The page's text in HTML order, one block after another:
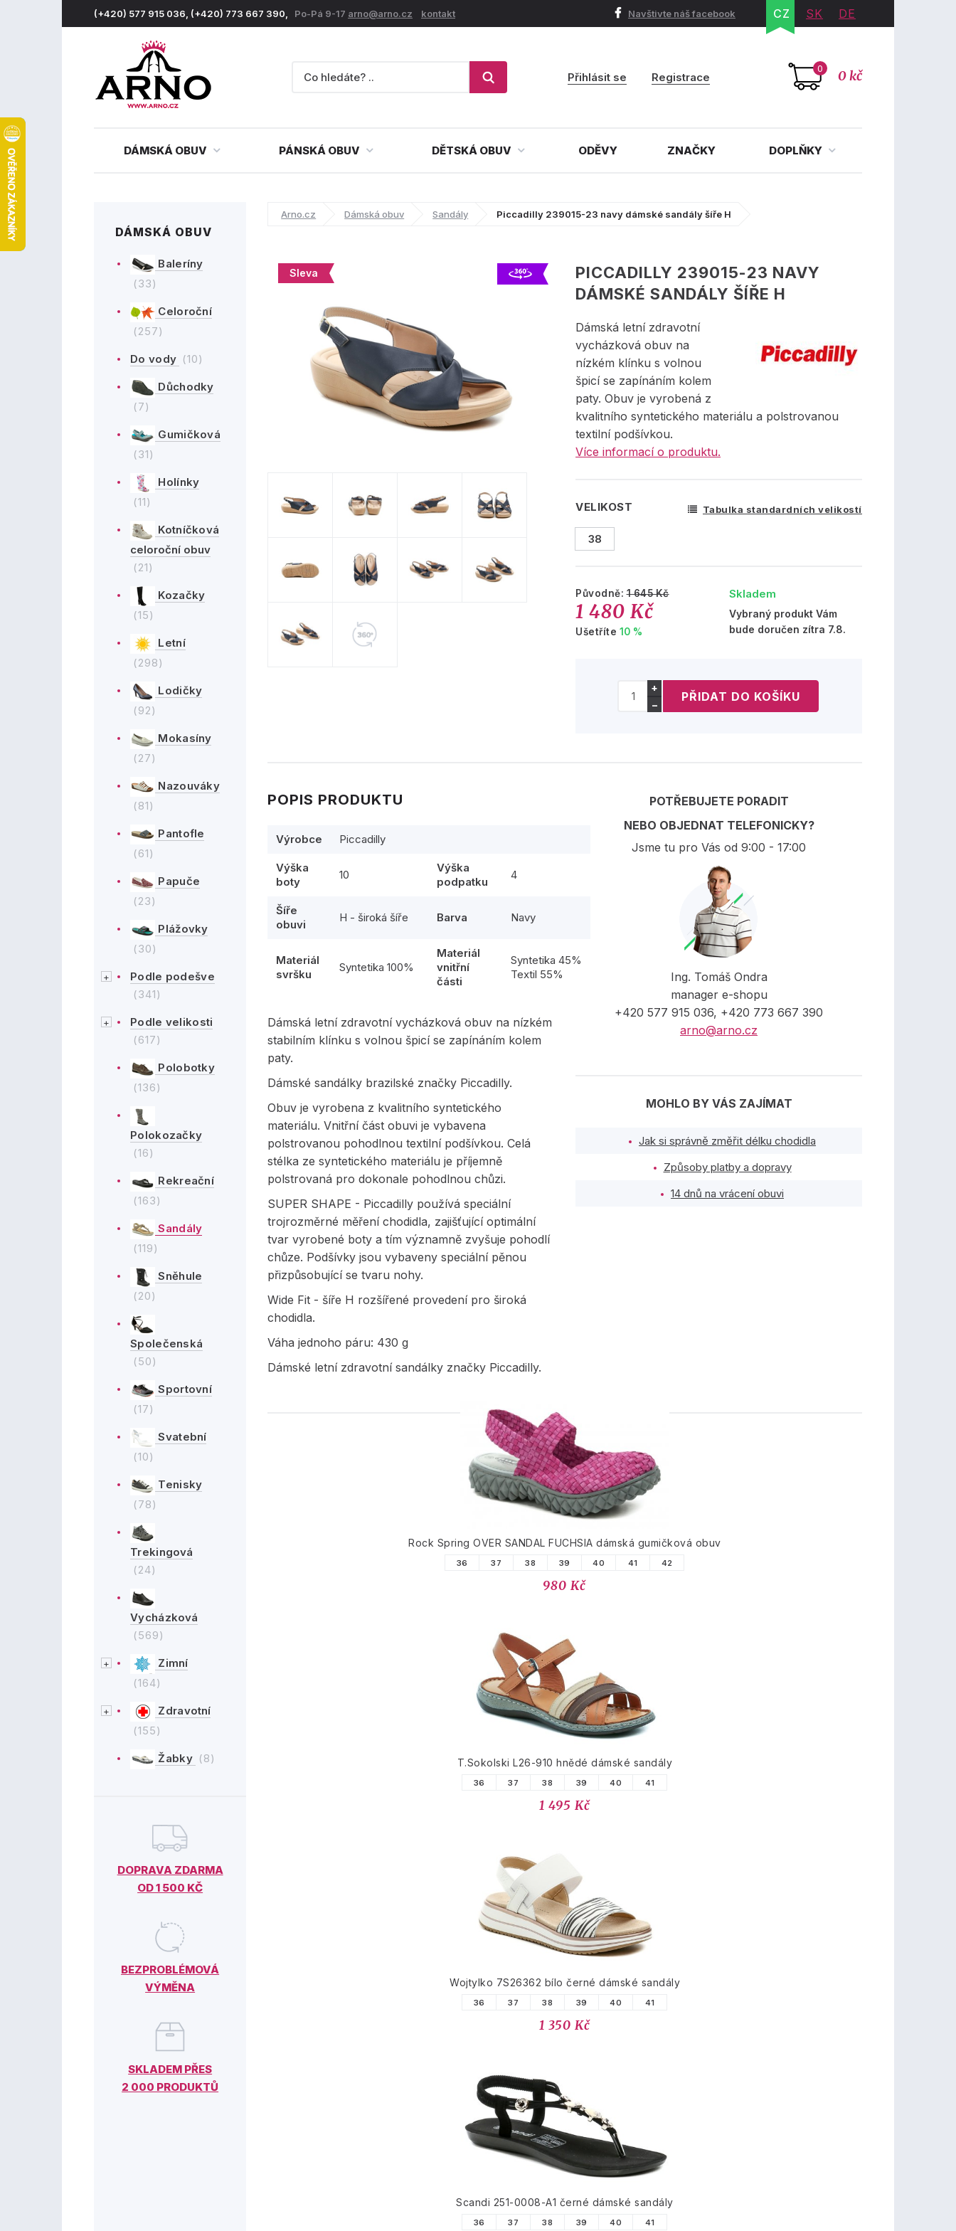
(+420) 577 915 036, (+420) 773 667 390, Po-Pá 9-17 arno@arno.cz kontakt Navštivte náš facebook CZ SK DE
0 0 kč
Přihlásit se Registrace
DÁMSKÁ OBUV PÁNSKÁ OBUV DĚTSKÁ OBUV ODĚVY ZNAČKY DOPLŇKY
DÁMSKÁ OBUV
Baleríny
(33)
Celoroční
(257)
Do vody (10)
Důchodky
(7)
Gumičková
(31)
Holínky
(11)
Kotníčková
celoroční obuv
(21)
Kozačky
(15)
Letní
(298)
Lodičky
(92)
Mokasíny
(27)
Nazouváky
(81)
Pantofle
(61)
Papuče
(23)
Plážovky
(30)
Podle podešve
(341)
Podle velikosti
(617)
Polobotky
(136)
Polokozačky
(16)
Rekreační
(163)
Sandály
(119)
Sněhule
(20)
Společenská
(50)
Sportovní
(17)
Svatební
(10)
Tenisky
(78)
Trekingová
(24)
Vycházková
(569)
Zimní
(164)
Zdravotní
(155)
Žabky (8)
DOPRAVA ZDARMA
OD 1 500 KČ
BEZPROBLÉMOVÁ
VÝMĚNA
SKLADEM PŘES
2 000 PRODUKTŮ
Arno.cz Dámská obuv Sandály Piccadilly 239015-23 navy dámské sandály šíře H
Sleva
PICCADILLY 239015-23 NAVY
DÁMSKÉ SANDÁLY ŠÍŘE H
Dámská letní zdravotní
vycházková obuv na
nízkém klínku s volnou
špicí se zapínáním kolem
paty. Obuv je vyrobená z
kvalitního syntetického materiálu a polstrovanou
textilní podšívkou.
Více informací o produktu.
VELIKOST Tabulka standardních velikostí
38
Původně:1 645 Kč
1 480 Kč
Ušetříte 10 %
Skladem
Vybraný produkt Vám
bude doručen zítra 7.8.
+
−
POPIS PRODUKTU
Výrobce Piccadilly
Výška
boty
10
Výška
podpatku
4
Šíře
obuvi
H - široká šíře Barva Navy
Materiál
svršku
Syntetika 100%
Materiál
vnitřní
části
Syntetika 45%
Textil 55%
Dámská letní zdravotní vycházková obuv na nízkém
stabilním klínku s volnou špicí se zapínáním kolem
paty.
Dámské sandálky brazilské značky Piccadilly.
Obuv je vyrobena z kvalitního syntetického
materiálu. Vnitřní část obuvi je vybavena
polstrovanou pohodlnou textilní podšívkou. Celá
stélka ze syntetického materiálu je příjemně
polstrovaná pro dokonale pohodlnou chůzi.
SUPER SHAPE - Piccadilly používá speciální
trojrozměrné měření chodidla, zajišťující optimální
tvar vyrobené boty a tím významně zvyšuje pohodlí
chůze. Podšívky jsou vybaveny speciální pěnou
přizpůsobující se tvaru nohy.
Wide Fit - šíře H rozšířené provedení pro široká
chodidla.
Váha jednoho páru: 430 g
Dámské letní zdravotní sandálky značky Piccadilly.
POTŘEBUJETE PORADIT
NEBO OBJEDNAT TELEFONICKY?
Jsme tu pro Vás od 9:00 - 17:00
Ing. Tomáš Ondra
manager e-shopu
+420 577 915 036, +420 773 667 390
arno@arno.cz
MOHLO BY VÁS ZAJÍMAT
Jak si správně změřit délku chodidla
Způsoby platby a dopravy
14 dnů na vrácení obuvi
PODOBNÉ PRODUKTY
Rock Spring OVER SANDAL FUCHSIA dámská gumičková obuv
36 37 38 39 40 41 42
980 Kč
T.Sokolski L26-910 hnědé dámské sandály
36 37 38 39 40 41
1 495 Kč
Wojtylko 7S26362 bílo černé dámské sandály
36 37 38 39 40 41
1 350 Kč
Scandi 251-0008-A1 černé dámské sandály
36 37 38 39 40 41